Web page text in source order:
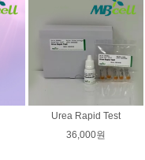
Urea Rapid Test
36,000원